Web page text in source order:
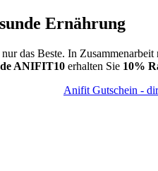
Ernährung
das Beste. In
ANIFIT10 erhalten Sie 10%
Anifit Gutschein -